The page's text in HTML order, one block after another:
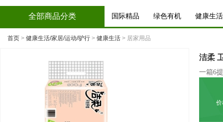
全部商品分类 国际精品 绿色有机 健康生活
首页 > 健康生活/家居/运动/驴行 > 健康生活 > 居家用品
洁柔
一箱6提